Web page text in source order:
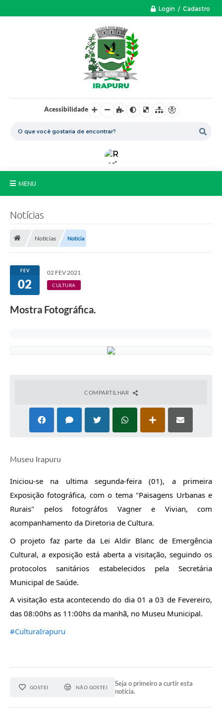
Login / Cadastro
Acessibilidade
MENU
Legislação
Transparência
Obras
Galeria de Vídeos
Secretarias
Editais
Links
Telefones Úteis
A Prefeitura
Agenda
Notícias
Notícias Notícia
FEV
02
02 FEV 2021
CULTURA
Mostra Fotográfica.
COMPARTILHAR
Museu Irapuru
Iniciou-se na ultima segunda-feira (01), a primeira
Exposição fotográfica, com o tema "Paisagens Urbanas e
Rurais" pelos fotográfos Vagner e Vivian, com
acompanhamento da Diretoria de Cultura.
O projeto faz parte da Lei Aldir Blanc de Emergência
Cultural, a exposição está aberta a visitação, seguindo os
protocolos sanitários estabelecidos pela Secretária
Municipal de Saúde.
A visitação esta acontecendo do dia 01 a 03 de Fevereiro,
das 08:00hs as 11:00hs da manhã, no Museu Municipal.
#CulturaIrapuru
GOSTEI NÃO GOSTEI
Seja o primeiro a curtir esta
notícia.